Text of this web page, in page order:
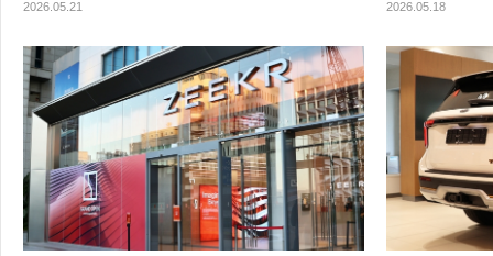
2026.05.21 2026.05.18